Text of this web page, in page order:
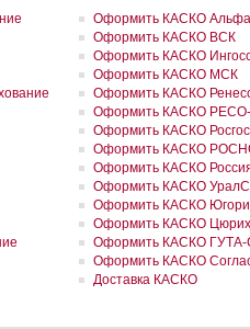
автотранспорт МВД
области застраховал 2
трех четвертей убытков,
трех четвертей убытков,
млн рублей за поврежденное
ТРЦ «Каскад» на сумму
заявления от
ветром
договор с компанией
застраховал земельный
области застраховал дом на
Оформить КАСКО
Оформить КАСКО ВСК
Оформить КАСКО
Оформить КАСКО МСК
Оформить КАСКО
Оформить КАСКО РЕСО-
Оформить КАСКО
Оформить КАСКО
Оформить КАСКО
Оформить КАСКО
Оформить КАСКО
Оформить КАСКО Цюрих
Оформить КАСКО ГУТА-
Оформить КАСКО
Доставка КАСКО